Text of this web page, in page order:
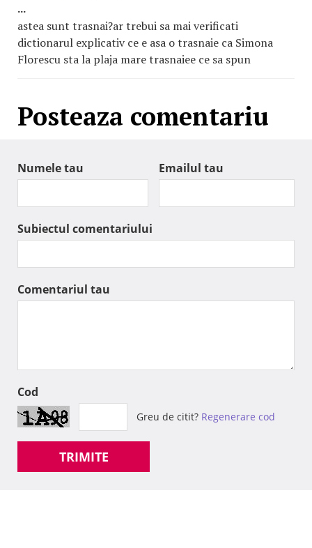
...
astea sunt trasnai?ar trebui sa mai verificati
dictionarul explicativ ce e asa o trasnaie ca Simona
Florescu sta la plaja mare trasnaiee ce sa spun
Posteaza comentariu
Numele tau Emailul tau
Subiectul comentariului
Comentariul tau
Cod
Greu de citit? Regenerare cod
TRIMITE